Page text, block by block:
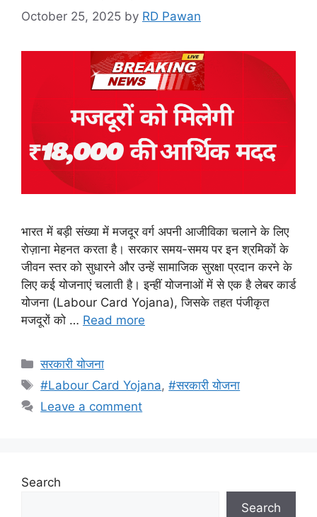
October 25, 2025 by RD Pawan
भारत में बड़ी संख्या में मजदूर वर्ग अपनी आजीविका चलाने के लिए
रोज़ाना मेहनत करता है। सरकार समय-समय पर इन श्रमिकों के
जीवन स्तर को सुधारने और उन्हें सामाजिक सुरक्षा प्रदान करने के
लिए कई योजनाएं चलाती है। इन्हीं योजनाओं में से एक है लेबर कार्ड
योजना (Labour Card Yojana), जिसके तहत पंजीकृत
मजदूरों को … Read more
Categories
सरकारी योजना
Tags
#Labour Card Yojana,#सरकारी योजना
Leave a comment
Search
Search